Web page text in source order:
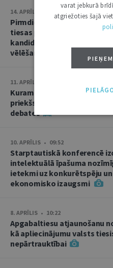
14. APRĪLIS • 10:13
Pirmdien plēnumā –
tiesas priekšsēdētāja amata
kandidāta izvirzīšana un divas
vēlēšanas
11. APRĪLIS • 15:02
Kuram jābūt Augstākās
priekšsēdētājam? Kandidātu
debates
10. APRĪLIS • 09:52
Starptautiskā konferencē
intelektuālā īpašuma
ietekmi uz konkurētspēju un
ekonomisko izaugsmi
8. APRĪLIS • 10:22
Apgabaltiesu atjaunošanu
kā apliecinājumu valsts
nepārtrauktībai
varat jebkurā
atgriežoties šajā